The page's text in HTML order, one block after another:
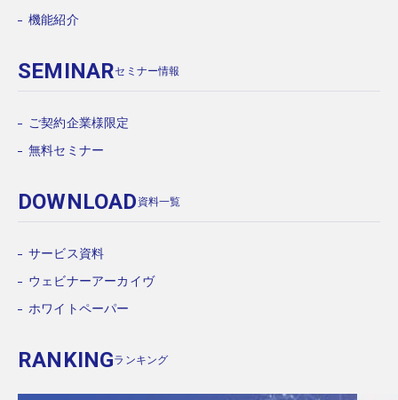
機能紹介
SEMINARセミナー情報
ご契約企業様限定
無料セミナー
DOWNLOAD 資料一覧
サービス資料
ウェビナーアーカイヴ
ホワイトペーパー
RANKINGランキング